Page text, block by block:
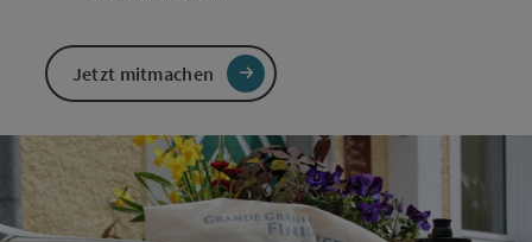
Jetzt mitmachen